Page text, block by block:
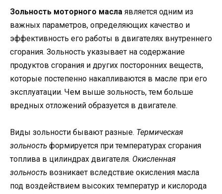
Зольность моторного масла является одним из
важных параметров, определяющих качество и
эффективность его работы в двигателях внутреннего
сгорания. Зольность указывает на содержание
продуктов сгорания и других посторонних веществ,
которые постепенно накапливаются в масле при его
эксплуатации. Чем выше зольность, тем больше
вредных отложений образуется в двигателе.
Виды зольности бывают разные. Термическая
зольность формируется при температурах сгорания
топлива в цилиндрах двигателя. Окисленная
зольность возникает вследствие окисления масла
под воздействием высоких температур и кислорода